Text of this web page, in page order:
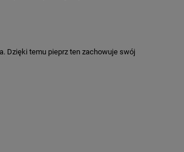
Dzięki temu pieprz ten zachowuje swój